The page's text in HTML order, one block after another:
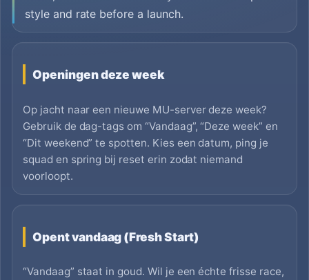
style and rate before a launch.
Openingen deze week
Op jacht naar een nieuwe MU-server deze week?
Gebruik de dag-tags om “Vandaag”, “Deze week” en
“Dit weekend” te spotten. Kies een datum, ping je
squad en spring bij reset erin zodat niemand
voorloopt.
Opent vandaag (Fresh Start)
“Vandaag” staat in goud. Wil je een échte frisse race,